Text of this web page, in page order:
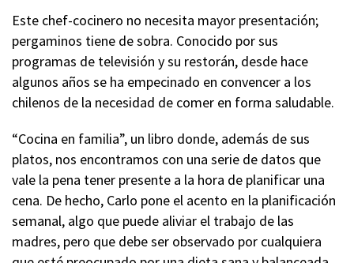
Este chef-cocinero no necesita mayor presentación;
pergaminos tiene de sobra. Conocido por sus
programas de televisión y su restorán, desde hace
algunos años se ha empecinado en convencer a los
chilenos de la necesidad de comer en forma saludable.
“Cocina en familia”, un libro donde, además de sus
platos, nos encontramos con una serie de datos que
vale la pena tener presente a la hora de planificar una
cena. De hecho, Carlo pone el acento en la planificación
semanal, algo que puede aliviar el trabajo de las
madres, pero que debe ser observado por cualquiera